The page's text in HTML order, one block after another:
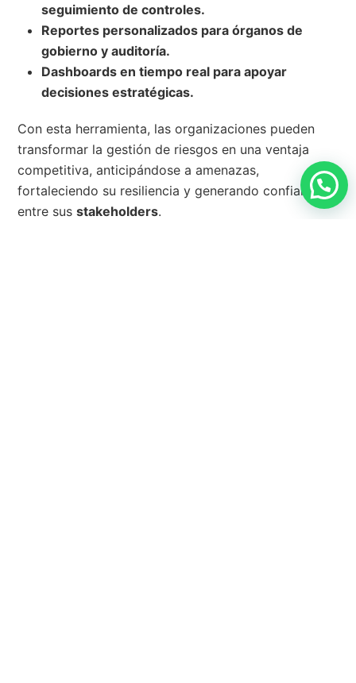
seguimiento de controles.
Reportes personalizados para órganos de
gobierno y auditoría.
Dashboards en tiempo real para apoyar
decisiones estratégicas.
Con esta herramienta, las organizaciones pueden
transformar la gestión de riesgos en una ventaja
competitiva, anticipándose a amenazas,
fortaleciendo su resiliencia y generando confianza
entre susstakeholders.